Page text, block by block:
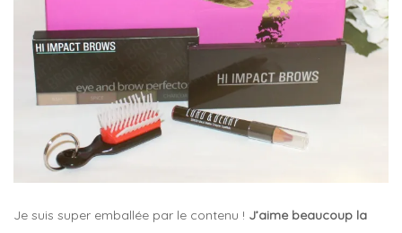
Je suis super emballée par le contenu ! J’aime beaucoup la